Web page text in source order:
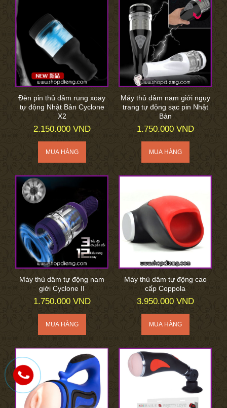
Đèn pin thủ dâm rung xoay
tự động Nhật Bản Cyclone
X2
2.150.000 VND
Máy thủ dâm nam giới ngụy
trang tự động sạc pin Nhật
Bản
1.750.000 VND
Máy thủ dâm tự động nam
giới Cyclone II
1.750.000 VND
Máy thủ dâm tự động cao
cấp Coppola
3.950.000 VND